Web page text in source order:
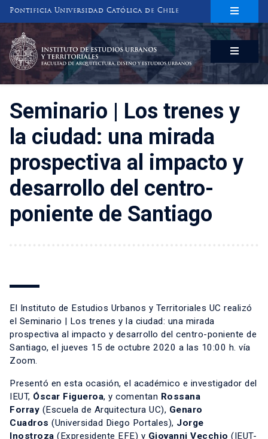
Pontificia Universidad Católica de Chile
INSTITUTO DE ESTUDIOS URBANOS
Y TERRITORIALES
FACULTAD DE ARQUITECTURA, DISEÑO Y ESTUDIOS URBANOS
Seminario | Los trenes y
la ciudad: una mirada
prospectiva al impacto y
desarrollo del centro-
poniente de Santiago
El Instituto de Estudios Urbanos y Territoriales UC realizó
el Seminario | Los trenes y la ciudad: una mirada
prospectiva al impacto y desarrollo del centro-poniente de
Santiago, el jueves 15 de octubre 2020 a las 10:00 h. vía
Zoom.
Presentó en esta ocasión, el académico e investigador del
IEUT, Óscar Figueroa, y comentan Rossana
Forray (Escuela de Arquitectura UC), Genaro
Cuadros (Universidad Diego Portales), Jorge
Inostroza (Expresidente EFE) y Giovanni Vecchio (IEUT-